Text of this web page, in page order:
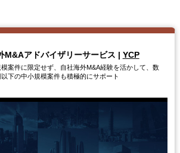
M&Aアドバイザリーサービス | YCP
案件に限定せず、自社海外M&A経験を活かして、数
下の中小規模案件も積極的にサポート